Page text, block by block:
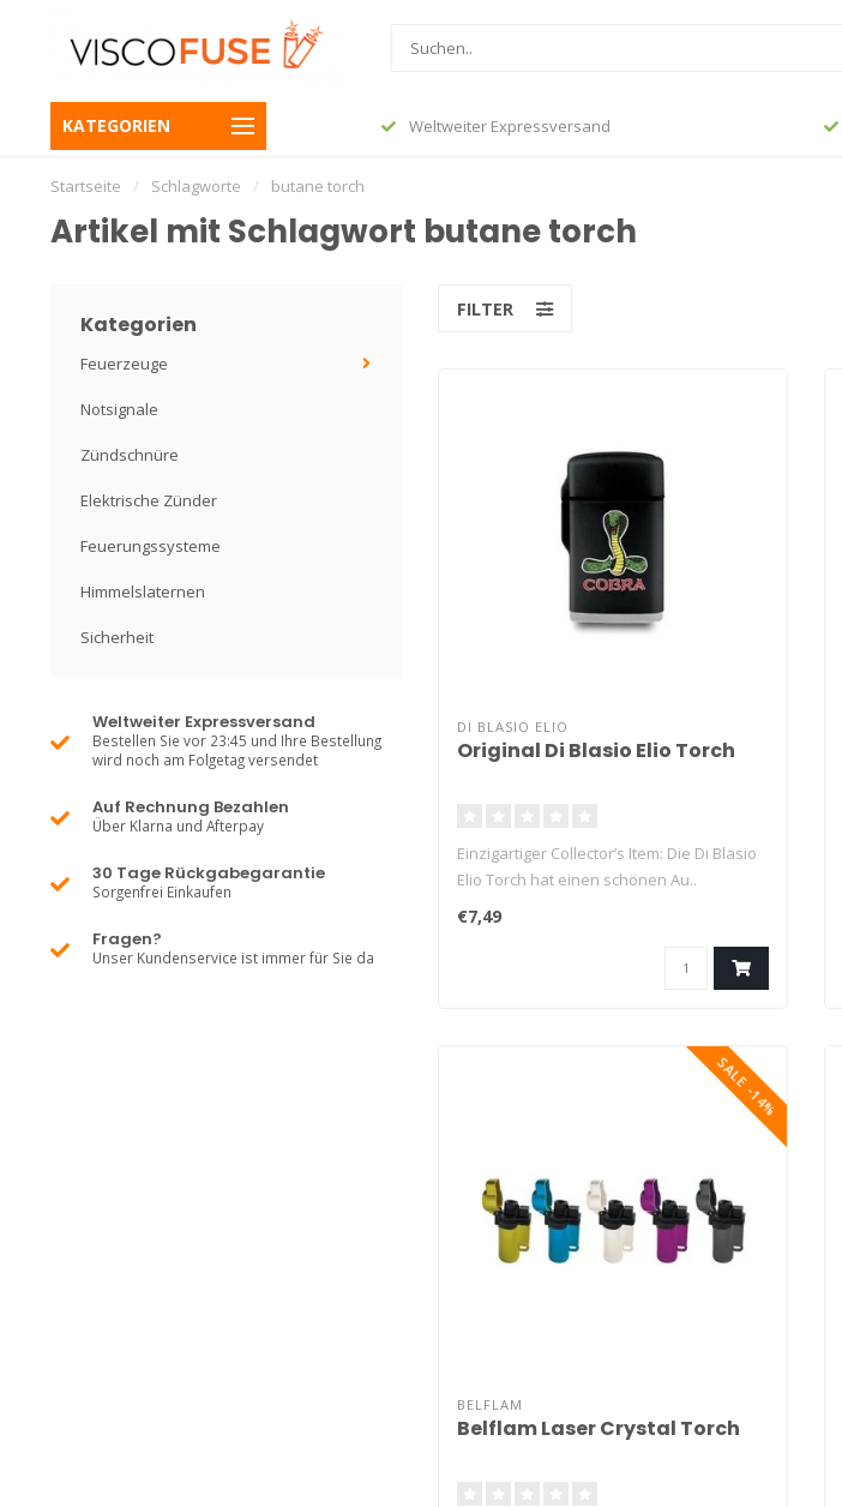
KATEGORIEN
23:45 und Ihre Bestellung wird noch
Folgetag versendet
Weltweiter Expressversand
Startseite / Schlagworte / butane torch
Artikel mit Schlagwort butane torch
Kategorien
Feuerzeuge
Notsignale
Zündschnüre
Elektrische Zünder
Feuerungssysteme
Himmelslaternen
Sicherheit
Weltweiter Expressversand
Bestellen Sie vor 23:45 und Ihre Bestellung
wird noch am Folgetag versendet
Auf Rechnung Bezahlen
Über Klarna und Afterpay
30 Tage Rückgabegarantie
Sorgenfrei Einkaufen
Fragen?
Unser Kundenservice ist immer für Sie da
FILTER
DI BLASIO ELIO
Original Di Blasio Elio Torch
Einzigartiger Collector’s Item: Die Di Blasio
Elio Torch hat einen schönen Au..
€7,49
SALE -14%
BELFLAM
Belflam Laser Crystal Torch